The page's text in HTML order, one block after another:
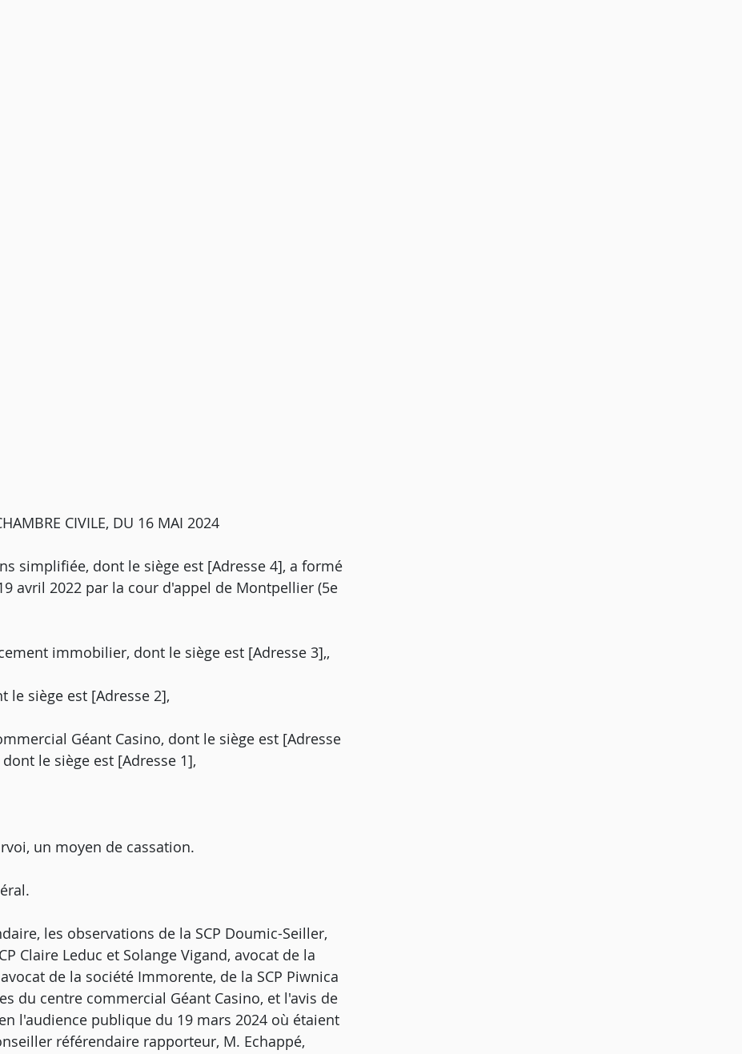
CIVILE, DU 16 MAI 2024
simplifiée, dont le siège est [Adresse 4], a formé
avril 2022 par la cour d'appel de Montpellier (5e
immobilier, dont le siège est [Adresse 3],,
le siège est [Adresse 2],
Géant Casino, dont le siège est [Adresse
le siège est [Adresse 1],
un moyen de cassation.
les observations de la SCP Doumic-Seiller,
Claire Leduc et Solange Vigand, avocat de la
de la société Immorente, de la SCP Piwnica
du centre commercial Géant Casino, et l'avis de
l'audience publique du 19 mars 2024 où étaient
référendaire rapporteur, M. Echappé,